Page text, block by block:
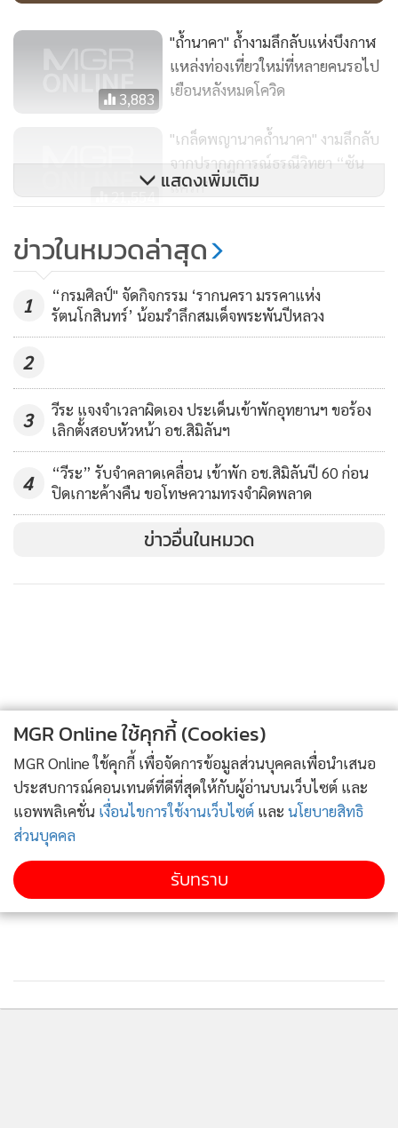
ภาพจากเฟซบุค Chaiporn Siripornpibul
ภาพจากเฟซบุค Chaiporn Siripornpibul
travel_astvmgr@hotmail.com หรือ ชมคลิปต่าง ๆ ได้ที่
Youtube :Travel MGR
3,883
"ถ้ำนาคา" ถ้ำงามลึกลับแห่งบึงกาฬ
แหล่งท่องเที่ยวใหม่ที่หลายคนรอไป
เยือนหลังหมดโควิด
21,554
"เกล็ดพญานาคถ้ำนาคา" งามลึกลับ
จากปรากฏการณ์ธรณีวิทยา “ซัน
แครก”
303
ผุดแคมเปญดึงนักท่องเที่ยวทั่วโลก
แสดงเพิ่มเติม
ข่าวในหมวดล่าสุด
1
“กรมศิลป์" จัดกิจกรรม ‘รากนครา มรรคาแห่ง
รัตนโกสินทร์’ น้อมรำลึกสมเด็จพระพันปีหลวง
2
3
วีระ แจงจำเวลาผิดเอง ประเด็นเข้าพักอุทยานฯ ขอร้อง
เลิกตั้งสอบหัวหน้า อช.สิมิลันฯ
4
“วีระ” รับจำคลาดเคลื่อน เข้าพัก อช.สิมิลันปี 60 ก่อน
ปิดเกาะค้างคืน ขอโทษความทรงจำผิดพลาด
ข่าวอื่นในหมวด
MGR Online ใช้คุกกี้ (Cookies)
MGR Online ใช้คุกกี้ เพื่อจัดการข้อมูลส่วนบุคคลเพื่อนำเสนอ
ประสบการณ์คอนเทนต์ที่ดีที่สุดให้กับผู้อ่านบนเว็บไซต์ และ
แอพพลิเคชั่น เงื่อนไขการใช้งานเว็บไซต์ และ นโยบายสิทธิ
ส่วนบุคคล
รับทราบ